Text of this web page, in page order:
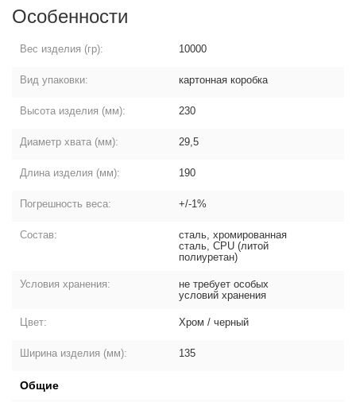
Особенности
Вес изделия (гр): 10000
Вид упаковки: картонная коробка
Высота изделия (мм): 230
Диаметр хвата (мм): 29,5
Длина изделия (мм): 190
Погрешность веса: +/-1%
Состав:
сталь, хромированная
сталь, СPU (литой
полиуретан)
Условия хранения:
не требует особых
условий хранения
Цвет: Хром / черный
Ширина изделия (мм): 135
Общие